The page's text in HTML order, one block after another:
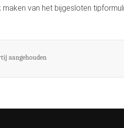
van het bijgesloten
aangehouden